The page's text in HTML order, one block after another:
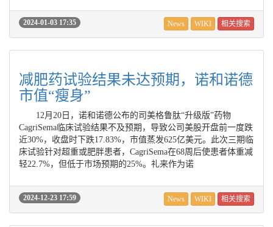
2024-01-03 17:35 News WIKI 相关搜索
减肥药试验结果未达预期，诺和诺德
市值“瘦身”
12月20日，诺和诺德公布的司美格鲁肽“升级版”药物
CagriSema临床试验结果不及预期，导致公司美股开盘前一度跌
近30%，收盘时下跌17.83%，市值蒸发625亿美元。此次三期临
床试验针对超重或肥胖患者，CagriSema在68周后使患者体重减
轻22.7%，但低于市场预期的25%。礼来作为诺
2024-12-23 17:59 News WIKI 相关搜索